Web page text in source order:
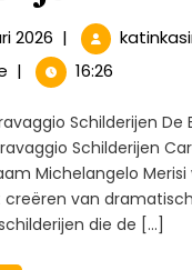
Wereld
van
2026 22
februari
2026
|
| 16:26
Schilderijen
Michelangelo Merisi
van
die de [...]